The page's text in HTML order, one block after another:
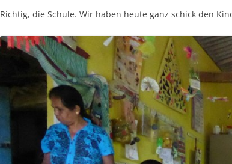
HIMMELFAHRT
PFINGSTEN
KLETTERGARTEN HALLE
WINTER
SEGELN
WOHNMOBIL
Richtig, die Schule. Wir haben heute ganz schick den